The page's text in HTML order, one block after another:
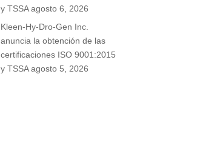
y TSSA agosto 6, 2026
Kleen-Hy-Dro-Gen Inc.
anuncia la obtención de las
certificaciones ISO 9001:2015
y TSSA agosto 5, 2026